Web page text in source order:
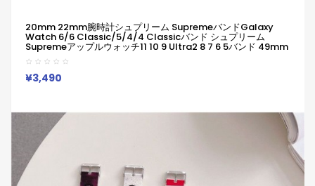
20mm 22mm腕時計シュプリーム SupremeバンドGalaxy
Watch 6/6 Classic/5/4/4 Classicバンド シュプリーム
Supremeアップルウォッチ11 10 9 Ultra2 8 7 6 5バンド 49mm
45mm ハイブランド柔らかい 通気性 防水 防汗 男女兼用
Galaxy/appleなどウォッチ対応
¥3,490